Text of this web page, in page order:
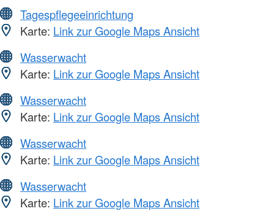
Tagespflegeeinrichtung
Karte: Link zur Google Maps Ansicht
Wasserwacht
Karte: Link zur Google Maps Ansicht
Wasserwacht
Karte: Link zur Google Maps Ansicht
Wasserwacht
Karte: Link zur Google Maps Ansicht
Wasserwacht
Karte: Link zur Google Maps Ansicht